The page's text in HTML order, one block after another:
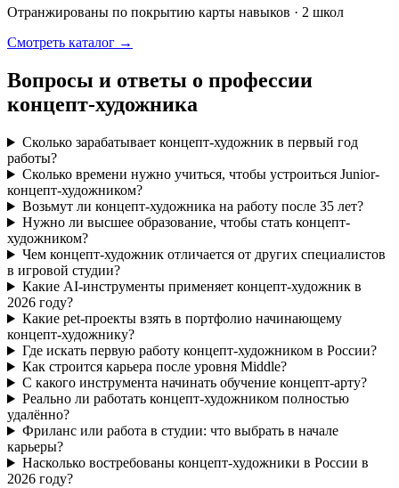
Отранжированы по покрытию карты навыков · 2 школ
Смотреть каталог →
Вопросы и ответы о профессии
концепт-художника
Сколько зарабатывает концепт-художник в первый год
работы?
Сколько времени нужно учиться, чтобы устроиться Junior-
концепт-художником?
Возьмут ли концепт-художника на работу после 35 лет?
Нужно ли высшее образование, чтобы стать концепт-
художником?
Чем концепт-художник отличается от других специалистов
в игровой студии?
Какие AI-инструменты применяет концепт-художник в
2026 году?
Какие pet-проекты взять в портфолио начинающему
концепт-художнику?
Где искать первую работу концепт-художником в России?
Как строится карьера после уровня Middle?
С какого инструмента начинать обучение концепт-арту?
Реально ли работать концепт-художником полностью
удалённо?
Фриланс или работа в студии: что выбрать в начале
карьеры?
Насколько востребованы концепт-художники в России в
2026 году?